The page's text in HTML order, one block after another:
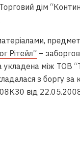
дім
Рітейл” –
між ТОВ
з боргу
від